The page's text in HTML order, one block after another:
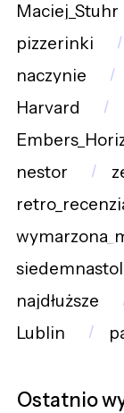
Maciej_Stuhr
pizzerinki
naczynie
Harvard
nestor
najdłuższe
Lublin
Ostatnio